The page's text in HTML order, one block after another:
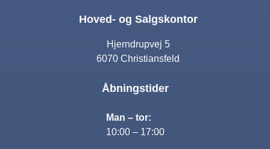
Hoved- og Salgskontor
Hjerndrupvej 5
6070 Christiansfeld
Åbningstider
Man – tor:
10:00 – 17:00